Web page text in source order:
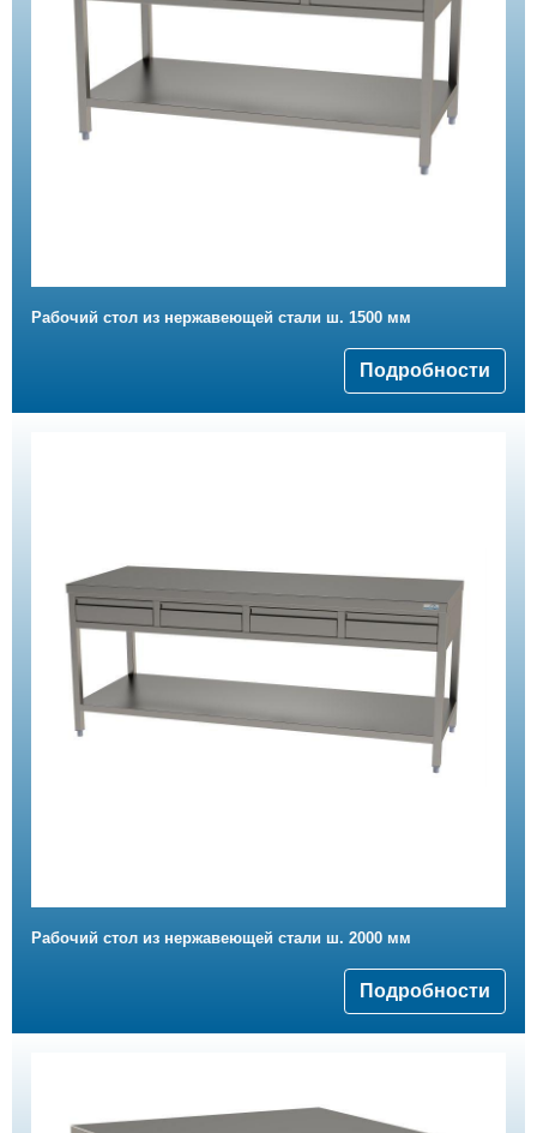
Рабочий стол из нержавеющей стали ш. 1500 мм
Подробности
Рабочий стол из нержавеющей стали ш. 2000 мм
Подробности